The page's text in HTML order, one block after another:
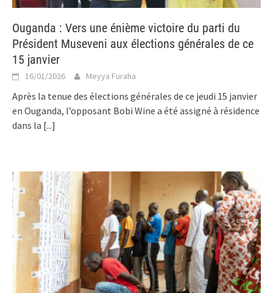
Ouganda : Vers une énième victoire du parti du
Président Museveni aux élections générales de ce
15 janvier
16/01/2026 Meyya Furaha
Après la tenue des élections générales de ce jeudi 15 janvier
en Ouganda, l’opposant Bobi Wine a été assigné à résidence
dans la [...]